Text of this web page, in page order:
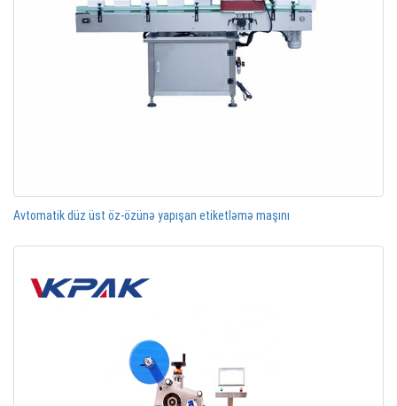
Avtomatik düz üst öz-özünə yapışan etiketləmə maşını